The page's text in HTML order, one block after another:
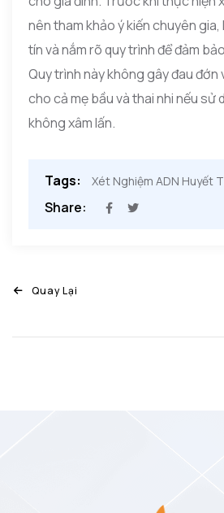
nên tham khảo ý kiến chuyên
tín và nắm rõ quy trình để đảm
Quy trình này không gây đau đớn
cho cả mẹ bầu và thai nhi nếu
không xâm lấn.
Tags: Xét Nghiệm ADN Huyết
Share:
Quay Lại